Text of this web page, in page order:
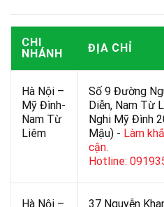
CHI
NHÁNH
ĐỊA CHỈ
Hà Nội –
Mỹ Đình-
Nam Từ
Liêm
Số 9 Đường
Diễn, Nam Từ
Nghi Mỹ Đình
Mậu) - Làm
cận.
Hotline:
Hà Nội –
37 Nguyễn